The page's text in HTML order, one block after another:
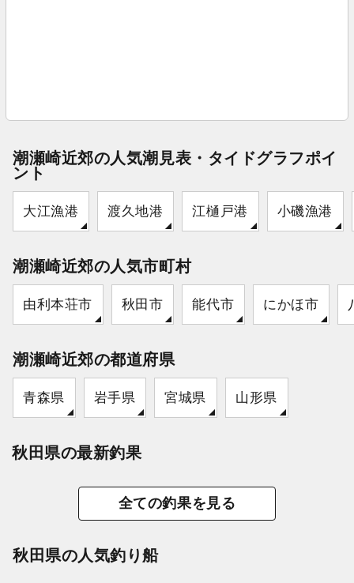
潮瀬崎近郊の人気潮見表・タイドグラフポイ
ント
大江漁港 渡久地港 江樋戸港 小磯漁港
潮瀬崎近郊の人気市町村
由利本荘市 秋田市 能代市 にかほ市
潮瀬崎近郊の都道府県
青森県 岩手県 宮城県 山形県
秋田県の最新釣果
全ての釣果を見る
秋田県の人気釣り船